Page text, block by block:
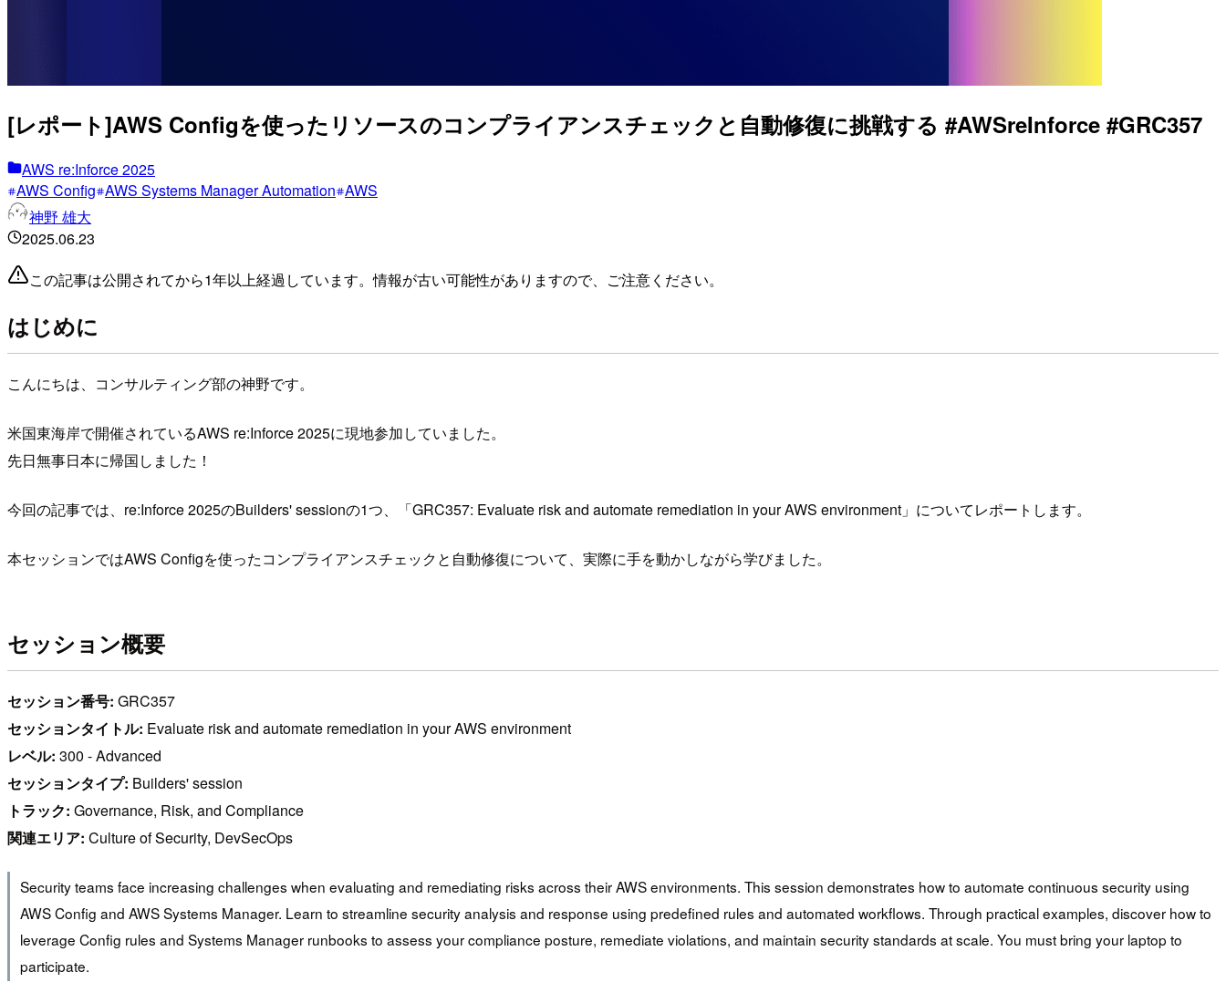
[レポート]AWS Configを使ったリソースのコンプライアンスチェックと自動修復に挑戦する #AWSreInforce #GRC357
AWS re:Inforce 2025
AWS Config AWS Systems Manager Automation AWS
神野 雄大
2025.06.23
この記事は公開されてから1年以上経過しています。情報が古い可能性がありますので、ご注意ください。
はじめに
こんにちは、コンサルティング部の神野です。
米国東海岸で開催されているAWS re:Inforce 2025に現地参加していました。
先日無事日本に帰国しました！
今回の記事では、re:Inforce 2025のBuilders' sessionの1つ、「GRC357: Evaluate risk and automate remediation in your AWS environment」についてレポートします。
本セッションではAWS Configを使ったコンプライアンスチェックと自動修復について、実際に手を動かしながら学びました。
セッション概要
セッション番号: GRC357
セッションタイトル: Evaluate risk and automate remediation in your AWS environment
レベル: 300 - Advanced
セッションタイプ: Builders' session
トラック: Governance, Risk, and Compliance
関連エリア: Culture of Security, DevSecOps
Security teams face increasing challenges when evaluating and remediating risks across their AWS environments. This session demonstrates how to automate continuous security using
AWS Config and AWS Systems Manager. Learn to streamline security analysis and response using predefined rules and automated workflows. Through practical examples, discover how to
leverage Config rules and Systems Manager runbooks to assess your compliance posture, remediate violations, and maintain security standards at scale. You must bring your laptop to
participate.